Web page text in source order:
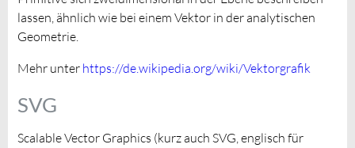
lassen, ähnlich wie bei einem Vektor in der analytischen
Geometrie.
Mehr unter https://de.wikipedia.org/wiki/Vektorgrafik
SVG
Scalable Vector Graphics (kurz auch SVG, englisch für